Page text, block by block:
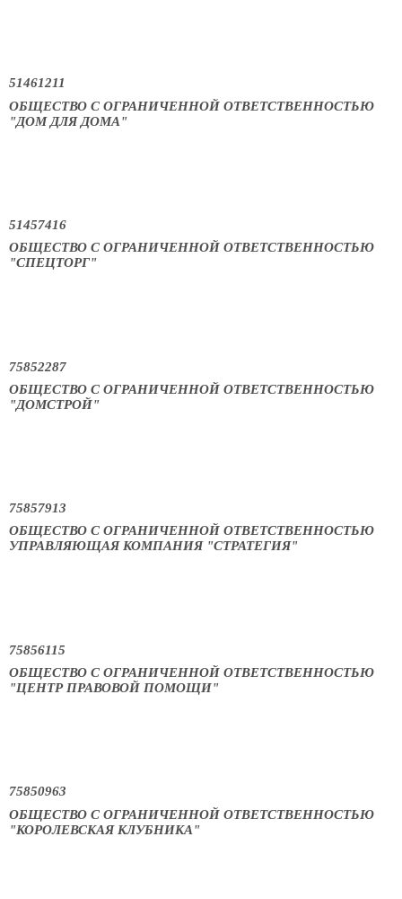
51461211
ОБЩЕСТВО С ОГРАНИЧЕННОЙ ОТВЕТСТВЕННОСТЬЮ
"ДОМ ДЛЯ ДОМА"
51457416
ОБЩЕСТВО С ОГРАНИЧЕННОЙ ОТВЕТСТВЕННОСТЬЮ
"СПЕЦТОРГ"
75852287
ОБЩЕСТВО С ОГРАНИЧЕННОЙ ОТВЕТСТВЕННОСТЬЮ
"ДОМСТРОЙ"
75857913
ОБЩЕСТВО С ОГРАНИЧЕННОЙ ОТВЕТСТВЕННОСТЬЮ
УПРАВЛЯЮЩАЯ КОМПАНИЯ "СТРАТЕГИЯ"
75856115
ОБЩЕСТВО С ОГРАНИЧЕННОЙ ОТВЕТСТВЕННОСТЬЮ
"ЦЕНТР ПРАВОВОЙ ПОМОЩИ"
75850963
ОБЩЕСТВО С ОГРАНИЧЕННОЙ ОТВЕТСТВЕННОСТЬЮ
"КОРОЛЕВСКАЯ КЛУБНИКА"